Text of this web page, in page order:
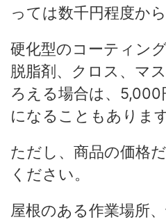
っては数千円程度か
硬化型のコーティン
脱脂剤、クロス、マ
ろえる場合は、5,000
になることもあります
ただし、商品の価格
ください。
屋根のある作業場所